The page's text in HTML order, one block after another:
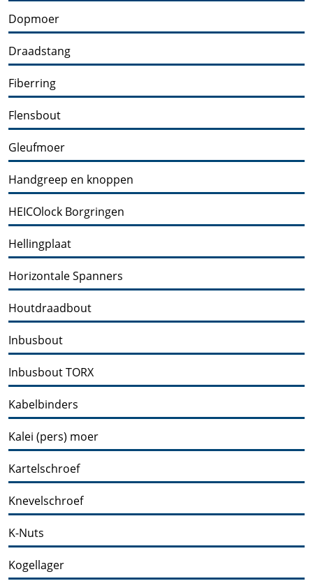
Dopmoer
Draadstang
Fiberring
Flensbout
Gleufmoer
Handgreep en knoppen
HEICOlock Borgringen
Hellingplaat
Horizontale Spanners
Houtdraadbout
Inbusbout
Inbusbout TORX
Kabelbinders
Kalei (pers) moer
Kartelschroef
Knevelschroef
K-Nuts
Kogellager